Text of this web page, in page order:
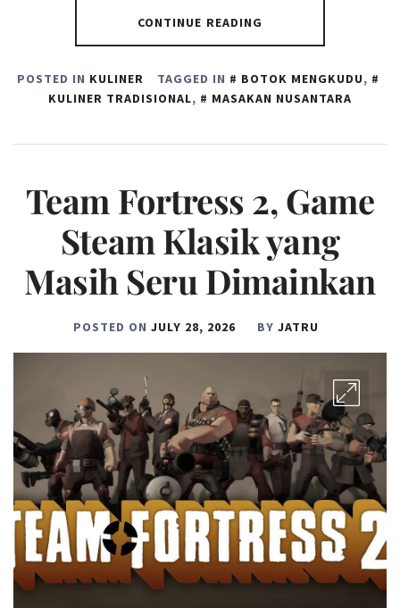
CONTINUE READING
POSTED IN KULINER TAGGED IN BOTOK MENGKUDU,
KULINER TRADISIONAL, MASAKAN NUSANTARA
Team Fortress 2, Game
Steam Klasik yang
Masih Seru Dimainkan
POSTED ON JULY 28, 2026 BY JATRU